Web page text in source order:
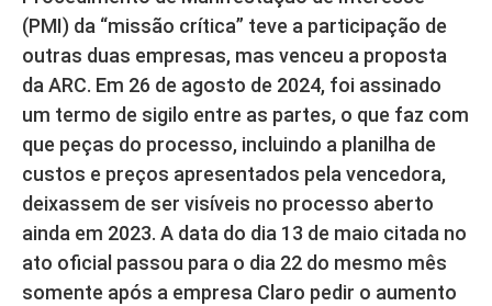
(PMI) da “missão crítica” teve a participação de
outras duas empresas, mas venceu a proposta
da ARC. Em 26 de agosto de 2024, foi assinado
um termo de sigilo entre as partes, o que faz com
que peças do processo, incluindo a planilha de
custos e preços apresentados pela vencedora,
deixassem de ser visíveis no processo aberto
ainda em 2023. A data do dia 13 de maio citada no
ato oficial passou para o dia 22 do mesmo mês
somente após a empresa Claro pedir o aumento